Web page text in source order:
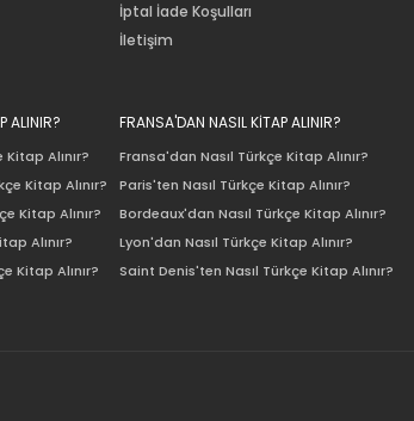
İptal İade Koşulları
İletişim
ALINIR?
Alınır?
Kitap Alınır?
Kitap Alınır?
Alınır?
Kitap Alınır?
FRANSA'DAN NASIL KİTAP ALINIR?
Fransa'dan Nasıl Türkçe Kitap Alınır?
Paris'ten Nasıl Türkçe Kitap Alınır?
Bordeaux'dan Nasıl Türkçe Kitap Alınır?
Lyon'dan Nasıl Türkçe Kitap Alınır?
Saint Denis'ten Nasıl Türkçe Kitap Alınır?